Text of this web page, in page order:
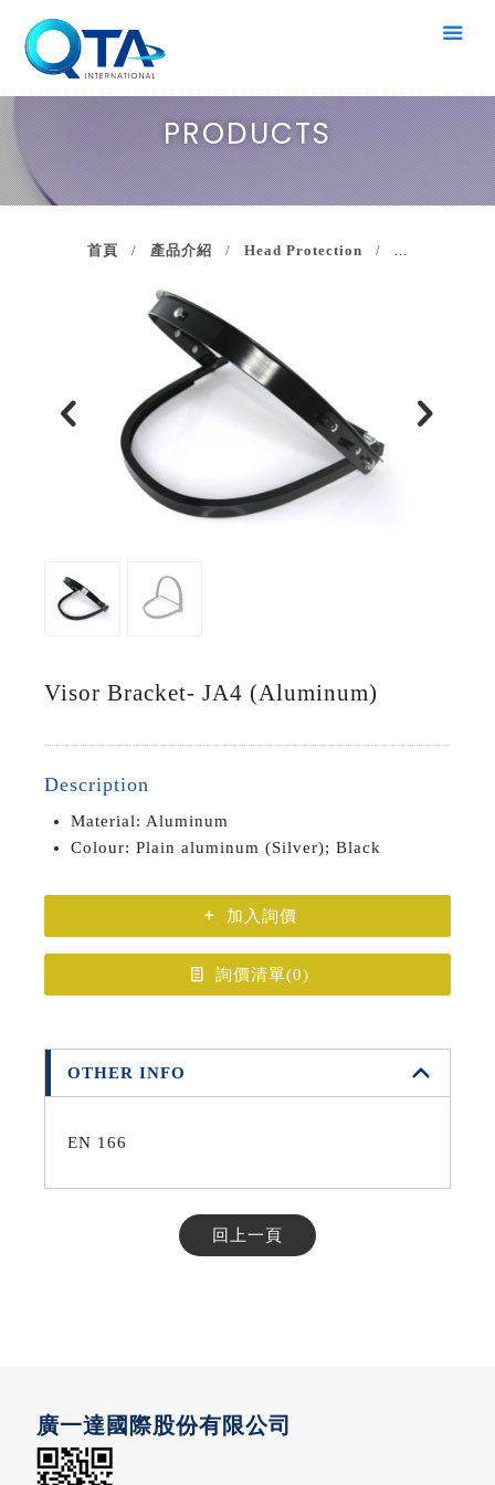
PRODUCTS
首頁 產品介紹 Head Protection ...
Visor Bracket- JA4 (Aluminum)
Description
Material: Aluminum
Colour: Plain aluminum (Silver); Black
加入詢價
詢價清單(0)
OTHER INFO
EN 166
回上一頁
廣一達國際股份有限公司